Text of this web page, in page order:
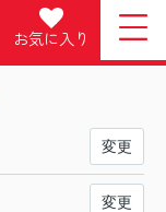
お気に入り
変更
変更